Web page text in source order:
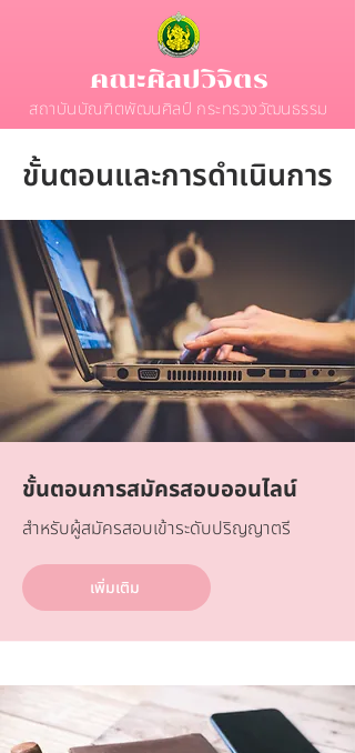
คณะศิลปวิจิตร
สถาบันบัณฑิตพัฒนศิลป์ กระทรวงวัฒนธรรม
ขั้นตอนและการดำเนินการ
ขั้นตอนการสมัครสอบออนไลน์
สำหรับผู้สมัครสอบเข้าระดับปริญญาตรี
เพิ่มเติม